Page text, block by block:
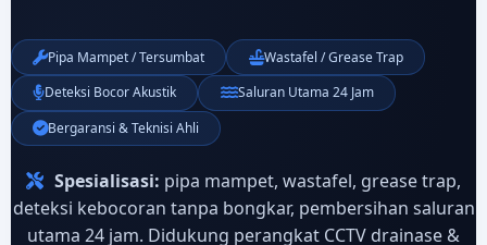
Pipa Mampet / Tersumbat
Wastafel / Grease Trap
Deteksi Bocor Akustik
Saluran Utama 24 Jam
Bergaransi & Teknisi Ahli
Spesialisasi: pipa mampet, wastafel, grease trap,
deteksi kebocoran tanpa bongkar, pembersihan saluran
utama 24 jam. Didukung perangkat CCTV drainase &